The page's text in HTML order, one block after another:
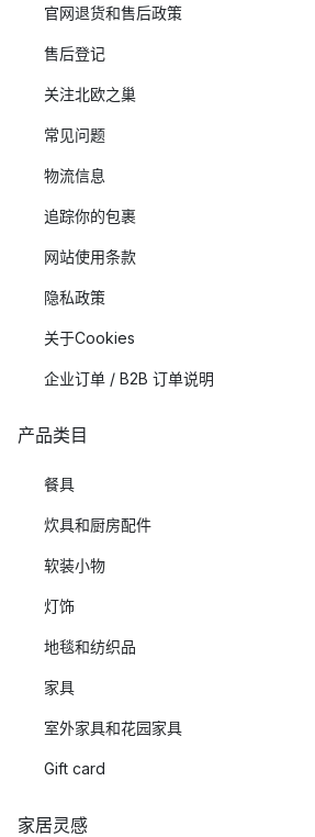
官网退货和售后政策
售后登记
关注北欧之巢
常见问题
物流信息
追踪你的包裹
网站使用条款
隐私政策
关于Cookies
企业订单 / B2B 订单说明
产品类目
餐具
炊具和厨房配件
软装小物
灯饰
地毯和纺织品
家具
室外家具和花园家具
Gift card
家居灵感